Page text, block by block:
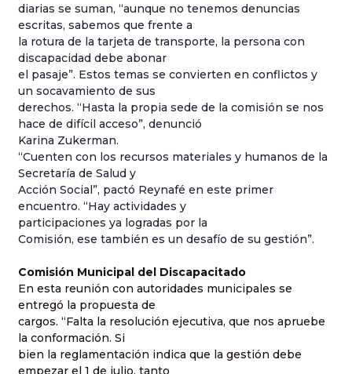
diarias se suman, “aunque no tenemos denuncias
escritas, sabemos que frente a
la rotura de la tarjeta de transporte, la persona con
discapacidad debe abonar
el pasaje”. Estos temas se convierten en conflictos y
un socavamiento de sus
derechos. “Hasta la propia sede de la comisión se nos
hace de difícil acceso”, denunció
Karina Zukerman.
“Cuenten con los recursos materiales y humanos de la
Secretaría de Salud y
Acción Social”, pactó Reynafé en este primer
encuentro. “Hay actividades y
participaciones ya logradas por la
Comisión, ese también es un desafío de su gestión”.
Comisión Municipal del Discapacitado
En esta reunión con autoridades municipales se
entregó la propuesta de
cargos. “Falta la resolución ejecutiva, que nos apruebe
la conformación. Si
bien la reglamentación indica que la gestión debe
empezar el 1 de julio, tanto